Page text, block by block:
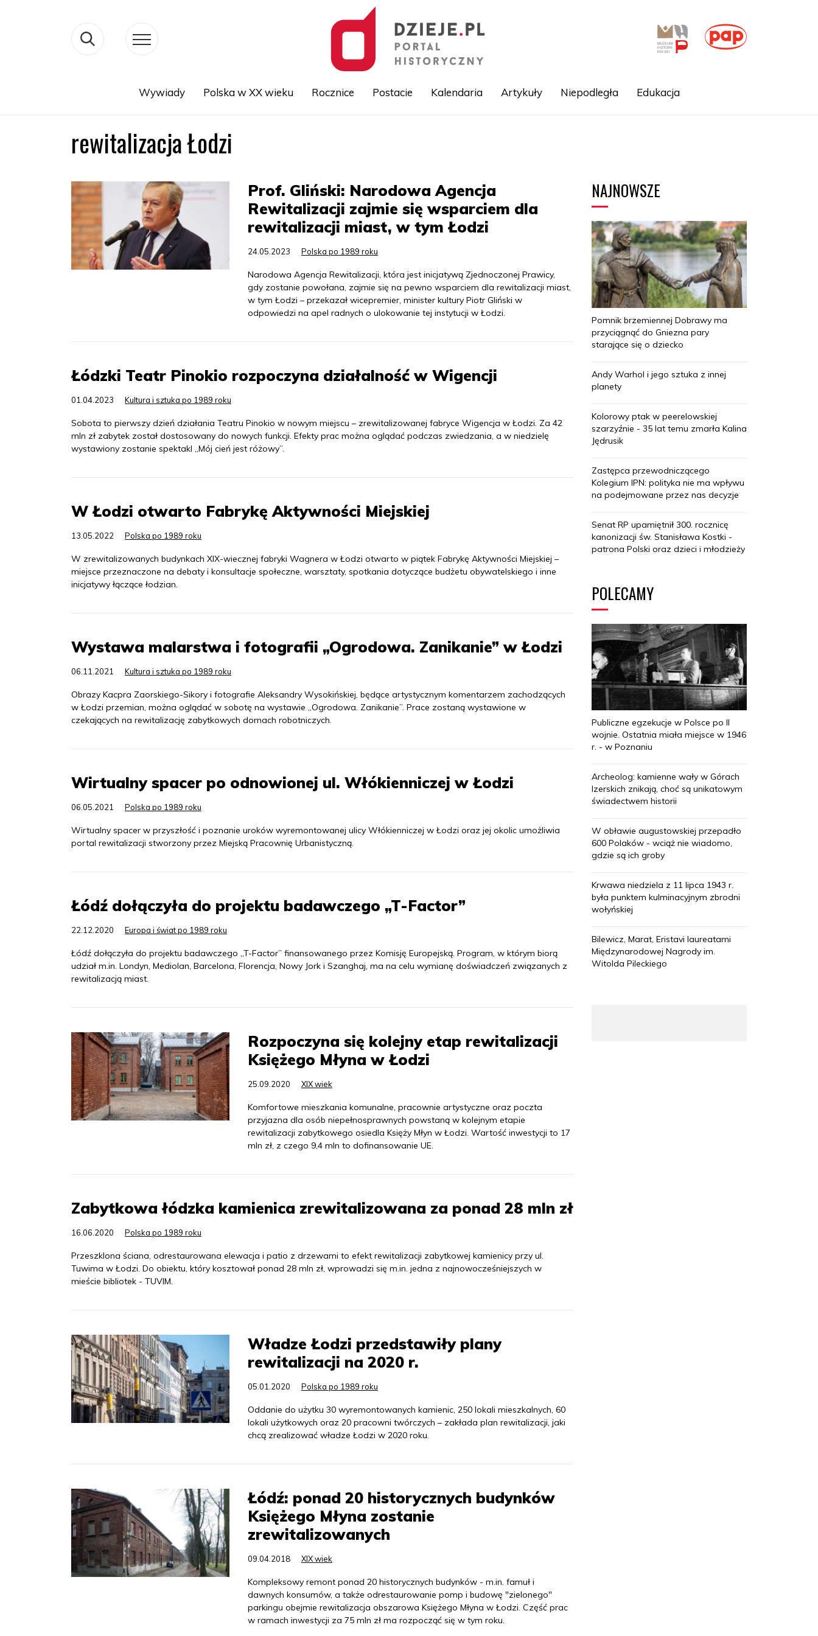
Wywiady Polska w XX wieku Rocznice Postacie Kalendaria Artykuły Niepodległa Edukacja
rewitalizacja Łodzi
Prof. Gliński: Narodowa Agencja
Rewitalizacji zajmie się wsparciem dla
rewitalizacji miast, w tym Łodzi
24.05.2023 Polska po 1989 roku
Narodowa Agencja Rewitalizacji, która jest inicjatywą Zjednoczonej Prawicy,
gdy zostanie powołana, zajmie się na pewno wsparciem dla rewitalizacji miast,
w tym Łodzi – przekazał wicepremier, minister kultury Piotr Gliński w
odpowiedzi na apel radnych o ulokowanie tej instytucji w Łodzi.
Łódzki Teatr Pinokio rozpoczyna działalność w Wigencji
01.04.2023 Kultura i sztuka po 1989 roku
Sobota to pierwszy dzień działania Teatru Pinokio w nowym miejscu – zrewitalizowanej fabryce Wigencja w Łodzi. Za 42
mln zł zabytek został dostosowany do nowych funkcji. Efekty prac można oglądać podczas zwiedzania, a w niedzielę
wystawiony zostanie spektakl „Mój cień jest różowy”.
W Łodzi otwarto Fabrykę Aktywności Miejskiej
13.05.2022 Polska po 1989 roku
W zrewitalizowanych budynkach XIX-wiecznej fabryki Wagnera w Łodzi otwarto w piątek Fabrykę Aktywności Miejskiej –
miejsce przeznaczone na debaty i konsultacje społeczne, warsztaty, spotkania dotyczące budżetu obywatelskiego i inne
inicjatywy łączące łodzian.
Wystawa malarstwa i fotografii „Ogrodowa. Zanikanie” w Łodzi
06.11.2021 Kultura i sztuka po 1989 roku
Obrazy Kacpra Zaorskiego-Sikory i fotografie Aleksandry Wysokińskiej, będące artystycznym komentarzem zachodzących
w Łodzi przemian, można oglądać w sobotę na wystawie „Ogrodowa. Zanikanie”. Prace zostaną wystawione w
czekających na rewitalizację zabytkowych domach robotniczych.
Wirtualny spacer po odnowionej ul. Włókienniczej w Łodzi
06.05.2021 Polska po 1989 roku
Wirtualny spacer w przyszłość i poznanie uroków wyremontowanej ulicy Włókienniczej w Łodzi oraz jej okolic umożliwia
portal rewitalizacji stworzony przez Miejską Pracownię Urbanistyczną.
Łódź dołączyła do projektu badawczego „T-Factor”
22.12.2020 Europa i świat po 1989 roku
Łódź dołączyła do projektu badawczego „T-Factor” finansowanego przez Komisję Europejską. Program, w którym biorą
udział m.in. Londyn, Mediolan, Barcelona, Florencja, Nowy Jork i Szanghaj, ma na celu wymianę doświadczeń związanych z
rewitalizacją miast.
Rozpoczyna się kolejny etap rewitalizacji
Księżego Młyna w Łodzi
25.09.2020 XIX wiek
Komfortowe mieszkania komunalne, pracownie artystyczne oraz poczta
przyjazna dla osób niepełnosprawnych powstaną w kolejnym etapie
rewitalizacji zabytkowego osiedla Księży Młyn w Łodzi. Wartość inwestycji to 17
mln zł, z czego 9,4 mln to dofinansowanie UE.
Zabytkowa łódzka kamienica zrewitalizowana za ponad 28 mln zł
16.06.2020 Polska po 1989 roku
Przeszklona ściana, odrestaurowana elewacja i patio z drzewami to efekt rewitalizacji zabytkowej kamienicy przy ul.
Tuwima w Łodzi. Do obiektu, który kosztował ponad 28 mln zł, wprowadzi się m.in. jedna z najnowocześniejszych w
mieście bibliotek - TUVIM.
Władze Łodzi przedstawiły plany
rewitalizacji na 2020 r.
05.01.2020 Polska po 1989 roku
Oddanie do użytku 30 wyremontowanych kamienic, 250 lokali mieszkalnych, 60
lokali użytkowych oraz 20 pracowni twórczych – zakłada plan rewitalizacji, jaki
chcą zrealizować władze Łodzi w 2020 roku.
Łódź: ponad 20 historycznych budynków
Księżego Młyna zostanie
zrewitalizowanych
09.04.2018 XIX wiek
Kompleksowy remont ponad 20 historycznych budynków - m.in. famuł i
dawnych konsumów, a także odrestaurowanie pomp i budowę "zielonego"
parkingu obejmie rewitalizacja obszarowa Księżego Młyna w Łodzi. Część prac
w ramach inwestycji za 75 mln zł ma rozpocząć się w tym roku.
NAJNOWSZE
Pomnik brzemiennej Dobrawy ma
przyciągnąć do Gniezna pary
starające się o dziecko
Andy Warhol i jego sztuka z innej
planety
Kolorowy ptak w peerelowskiej
szarzyźnie - 35 lat temu zmarła Kalina
Jędrusik
Zastępca przewodniczącego
Kolegium IPN: polityka nie ma wpływu
na podejmowane przez nas decyzje
Senat RP upamiętnił 300. rocznicę
kanonizacji św. Stanisława Kostki -
patrona Polski oraz dzieci i młodzieży
POLECAMY
Publiczne egzekucje w Polsce po II
wojnie. Ostatnia miała miejsce w 1946
r. - w Poznaniu
Archeolog: kamienne wały w Górach
Izerskich znikają, choć są unikatowym
świadectwem historii
W obławie augustowskiej przepadło
600 Polaków - wciąż nie wiadomo,
gdzie są ich groby
Krwawa niedziela z 11 lipca 1943 r.
była punktem kulminacyjnym zbrodni
wołyńskiej
Bilewicz, Marat, Eristavi laureatami
Międzynarodowej Nagrody im.
Witolda Pileckiego